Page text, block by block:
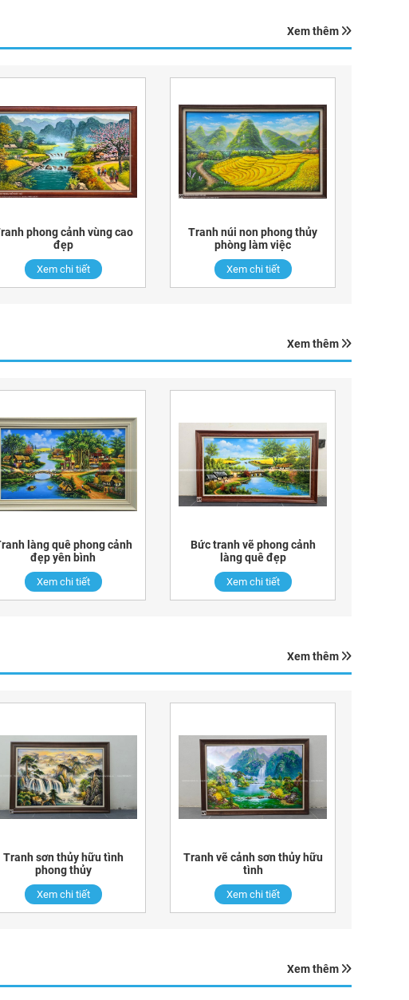
Xem thêm
phong cảnh vùng cao
đẹp
Xem chi tiết
Tranh núi non phong thủy
phòng làm việc
Xem chi tiết
Xem thêm
làng quê phong cảnh
đẹp yên bình
Xem chi tiết
Bức tranh vẽ phong cảnh
làng quê đẹp
Xem chi tiết
Xem thêm
Tranh sơn thủy hữu tình
phong thủy
Xem chi tiết
Tranh vẽ cảnh sơn thủy hữu
tình
Xem chi tiết
Xem thêm